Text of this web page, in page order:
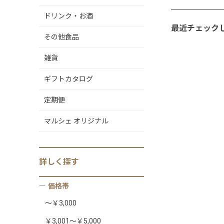
ドリンク・お酒
その他食品
雑貨
ギフトカタログ
定期便
マルシェ オリジナル
詳しく 探す
価格帯
～￥3,000
￥3,001～￥5,000
最近チェック